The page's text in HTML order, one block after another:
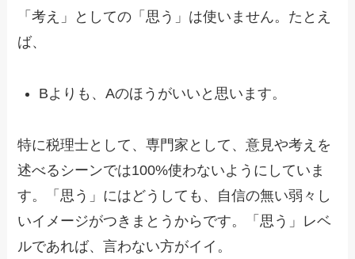
「考え」としての「思う」は使いません。たとえ
ば、
Bよりも、Aのほうがいいと思います。
特に税理士として、専門家として、意見や考えを
述べるシーンでは100%使わないようにしていま
す。「思う」にはどうしても、自信の無い弱々し
いイメージがつきまとうからです。「思う」レベ
ルであれば、言わない方がイイ。